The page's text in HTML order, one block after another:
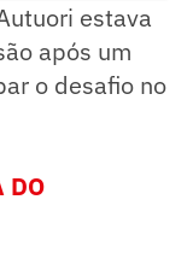
estava
após um
o desafio no
DO